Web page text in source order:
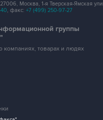
Москва, 1-я Тверская-Ямская
, факс: +7 (499) 250-97-27
группы
товарах и людях